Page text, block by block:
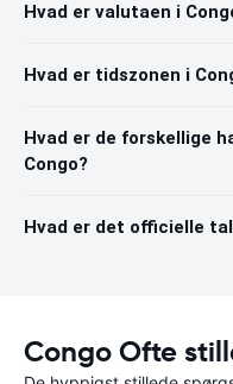
Hvad er valutaen i
Hvad er tidszonen i
Hvad er de forskellige
Congo?
Hvad er det officielle
Congo Ofte